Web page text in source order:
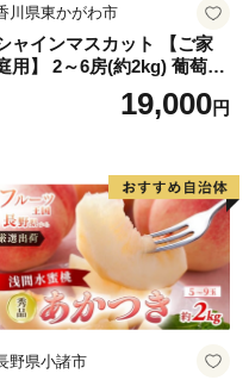
川県東かがわ市
ャインマスカット 【ご家
用】 2～6房(約2kg) 葡萄 ぶ
どう ブドウ フルーツ 果物 く
だもの 果実 旬の果物 旬のフ
19,000円
野県小諸市